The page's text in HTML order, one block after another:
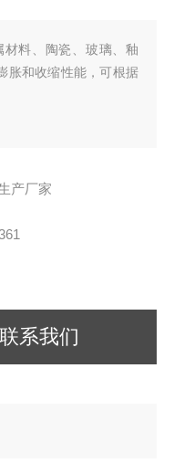
料、陶瓷、玻璃、釉
胀和收缩性能，可根据
产厂家
联系我们